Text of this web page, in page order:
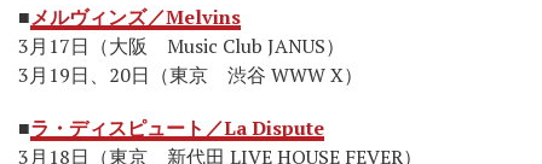
■メルヴィンズ／Melvins
3月17日（大阪 Music Club JANUS）
3月19日、20日（東京 渋谷 WWW X）
■ラ・ディスピュート／La Dispute
3月18日（東京 新代田 LIVE HOUSE FEVER）